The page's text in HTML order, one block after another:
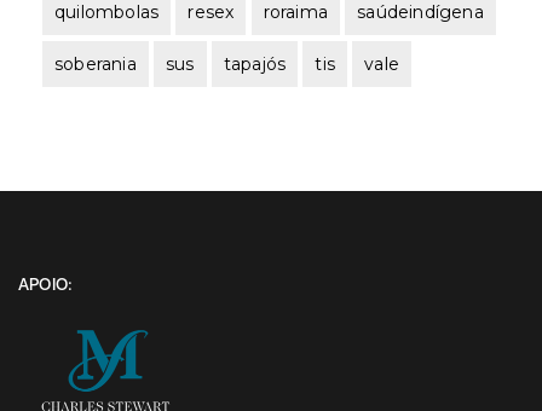
quilombolas resex roraima saúdeindígena
soberania sus tapajós tis vale
APOIO: